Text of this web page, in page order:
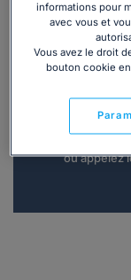
Vous
ou appelez
informations pour
avec vous et
Vous avez le droit
bouton cookie